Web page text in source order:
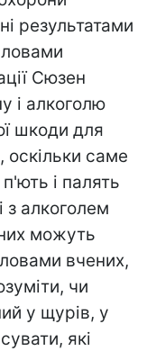
результатами
Сюзен
і алкоголю
шкоди для
оскільки саме
і палять
з алкоголем
можуть
вчених,
чи
у щурів, у
які